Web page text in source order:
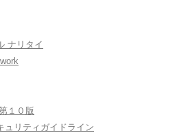
ナリタイ
１０版
ュリティガイドライン